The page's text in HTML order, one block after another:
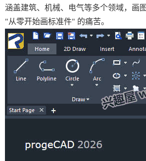
涵盖建筑、机械、电气等多个领域，画
"从零开始画标准件" 的痛苦。